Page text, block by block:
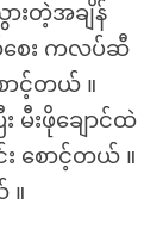
းတဲ့အချိန်
စေး ကလပ်ဆီ
ာင့်တယ် ။
းဖိုချောင်ထဲ
စောင့်တယ် ။
။